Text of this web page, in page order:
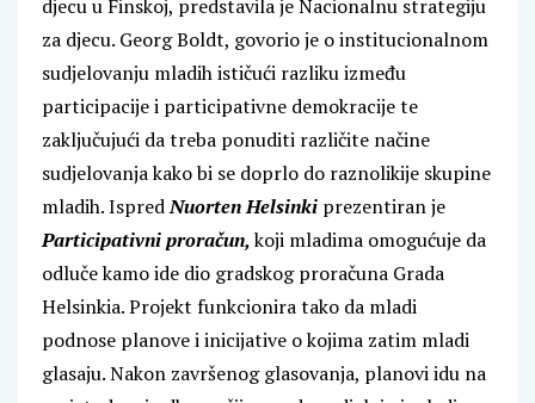
djecu u Finskoj, predstavila je Nacionalnu strategiju
za djecu. Georg Boldt, govorio je o institucionalnom
sudjelovanju mladih ističući razliku između
participacije i participativne demokracije te
zaključujući da treba ponuditi različite načine
sudjelovanja kako bi se doprlo do raznolikije skupine
mladih. IspredNuorten Helsinki prezentiran je
Participativni proračun,koji mladima omogućuje da
odluče kamo ide dio gradskog proračuna Grada
Helsinkia. Projekt funkcionira tako da mladi
podnose planove i inicijative o kojima zatim mladi
glasaju. Nakon završenog glasovanja, planovi idu na